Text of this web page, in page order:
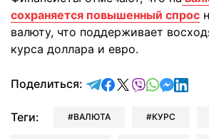
сохраняется повышенный спрос
валюту, что поддерживает
курса доллара и евро.
Поделиться: отправить в
поделиться в
поделиться в X
отправить
Теги: ВАЛЮТА КУРС